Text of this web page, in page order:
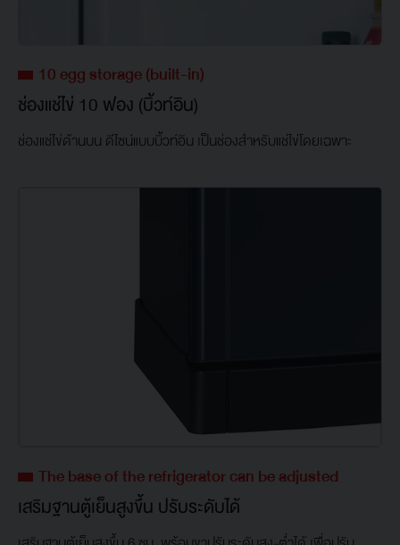
10 egg storage (built-in)
ช่องแช่ไข่ 10 ฟอง (บิ้วท์อิน)
ช่องแช่ไข่ด้านบน ดีไซน์แบบบิ้วท์อิน เป็นช่องสำหรับแช่ไข่โดยเฉพาะ
The base of the refrigerator can be adjusted
เสริมฐานตู้เย็นสูงขึ้น ปรับระดับได้